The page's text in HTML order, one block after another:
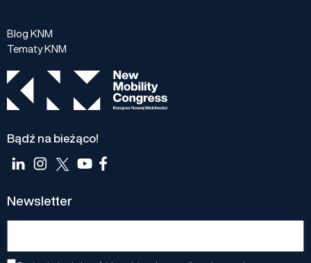
Blog KNM
Tematy KNM
Bądź na bieżąco!
Newsletter